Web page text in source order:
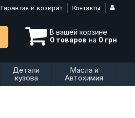
Гарантия и возврат Контакты
В вашей корзине
0 товаров на 0 грн
Детали
кузова
Масла и
Автохимия